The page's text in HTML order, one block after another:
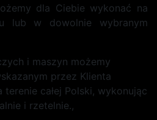
dla Ciebie wykonać na
lub w dowolnie wybranym
i maszyn możemy
przez Klienta
terenie całej Polski, wykonując
i rzetelnie.,